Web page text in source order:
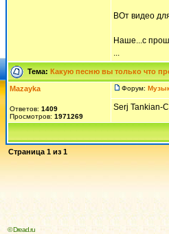
ВОт видео
Наше...с
...
Тема: Какую песню вы только что
Mazayka
Ответов: 1409
Просмотров: 1971269
Форум:
Serj Tankian-
Страница 1 из 1
© Dread.ru